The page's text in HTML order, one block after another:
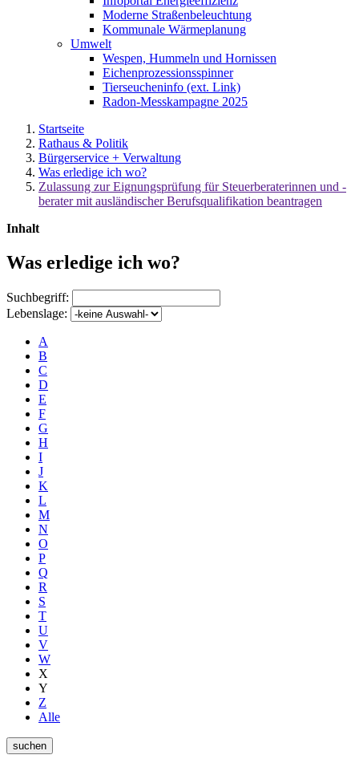
Moderne Straßenbeleuchtung
Kommunale Wärmeplanung
Umwelt
Wespen, Hummeln und Hornissen
Eichenprozessionsspinner
Tierseucheninfo (ext. Link)
Radon-Messkampagne 2025
Startseite
Rathaus & Politik
Bürgerservice + Verwaltung
Was erledige ich wo?
Zulassung zur Eignungsprüfung für Steuerberaterinnen und -
berater mit ausländischer Berufsqualifikation beantragen
Inhalt
Was erledige ich wo?
Suchbegriff:
Lebenslage:
A
B
C
D
E
F
G
H
I
J
K
L
M
N
O
P
Q
R
S
T
U
V
W
X
Y
Z
Alle
suchen